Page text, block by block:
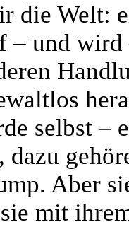
die Welt:
– und
selbst –
dazu
Aber
mit